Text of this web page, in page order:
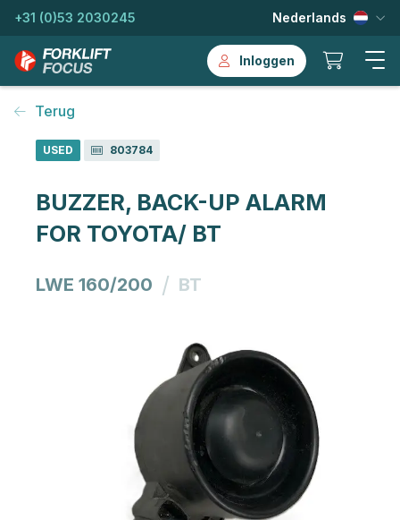
+31 (0)53 2030245 Nederlands
Inloggen
Terug
USED 803784
BUZZER, BACK-UP ALARM
FOR TOYOTA/ BT
LWE 160/200 / BT